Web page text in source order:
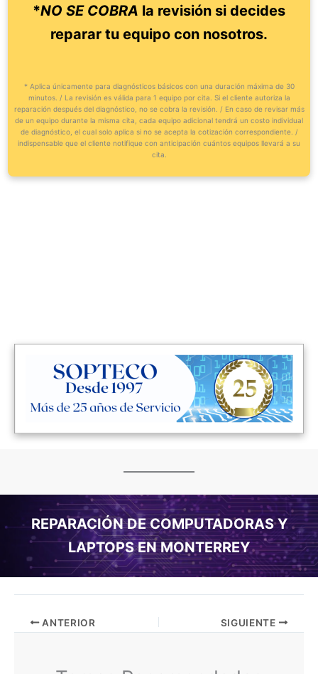
*NO SE COBRA la revisión si decides
reparar tu equipo con nosotros.
* Aplica únicamente para diagnósticos básicos con una duración máxima de 30
minutos. / La revisión es válida para 1 equipo por cita. Si el cliente autoriza la
reparación después del diagnóstico, no se cobra la revisión. / En caso de revisar más
de un equipo durante la misma cita, cada equipo adicional tendrá un costo individual
de diagnóstico, el cual solo aplica si no se acepta la cotización correspondiente. /
indispensable que el cliente notifique con anticipación cuántos equipos llevará a su
cita.
REPARACIÓN DE COMPUTADORAS Y
LAPTOPS EN MONTERREY
ANTERIOR SIGUIENTE